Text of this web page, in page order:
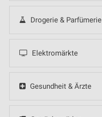
Drogerie & Parfümerie
Elektromärkte
Gesundheit & Ärzte